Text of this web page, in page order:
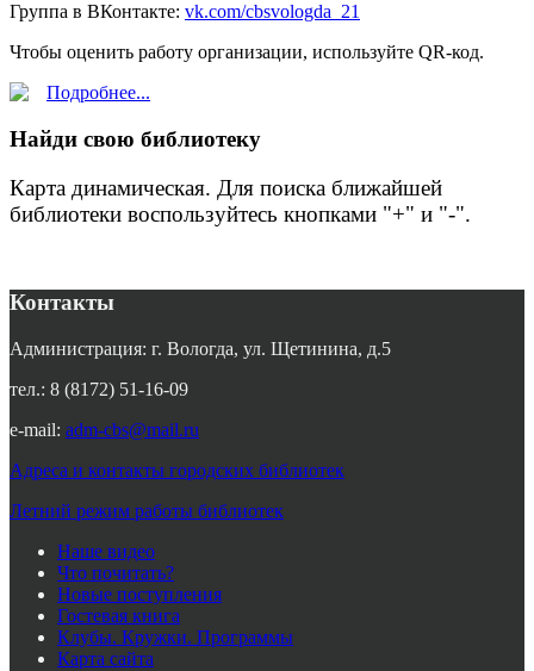
Группа в ВКонтакте: vk.com/cbsvologda_21
Чтобы оценить работу организации, используйте QR-код.
Подробнее...
Найди свою библиотеку
Карта динамическая. Для поиска ближайшей
библиотеки воспользуйтесь кнопками "+" и "-".
Контакты
Администрация: г. Вологда, ул. Щетинина, д.5
тел.: 8 (8172) 51-16-09
e-mail: adm-cbs@mail.ru
Адреса и контакты городских библиотек
Летний режим работы библиотек
Наше видео
Что почитать?
Новые поступления
Гостевая книга
Клубы. Кружки. Программы
Карта сайта